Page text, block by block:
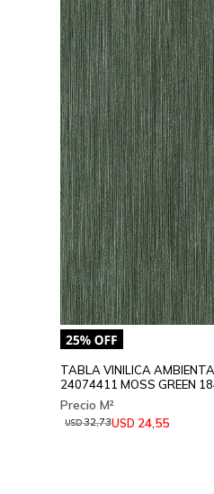
TABLA VINILICA
24074411 MOSS GREEN
USD 24,55
USD32,73